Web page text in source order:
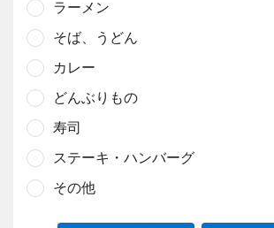
ラーメン
そば、うどん
カレー
どんぶりもの
寿司
ステーキ・ハンバーグ
その他